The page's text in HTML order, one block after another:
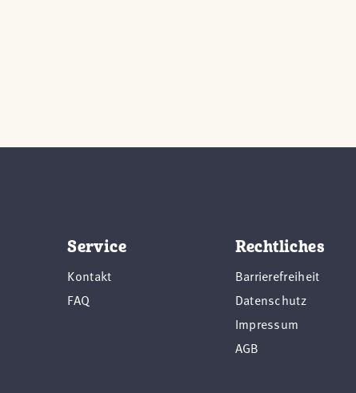
Service
Kontakt
FAQ
Rechtliches
Barrierefreiheit
Datenschutz
Impressum
AGB